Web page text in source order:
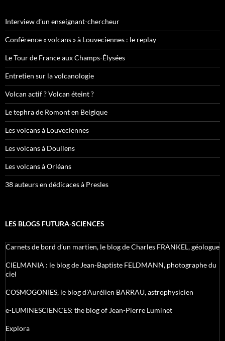
Interview d’un enseignant-chercheur
Conférence « volcans » à Louveciennes : le replay
Le Tour de France aux Champs-Élysées
Entretien sur la volcanologie
Volcan actif ? Volcan éteint ?
Le tephra de Romont en Belgique
Les volcans à Louveciennes
Les volcans à Doullens
Les volcans à Orléans
38 auteurs en dédicaces à Presles
LES BLOGS FUTURA-SCIENCES
Carnets de bord d’un martien, le blog de Charles FRANKEL, géologue
CIELMANIA : le blog de Jean-Baptiste FELDMANN, photographe du
ciel
COSMOGONIES, le blog d'Aurélien BARRAU, astrophysicien
e-LUMINESCIENCES: the blog of Jean-Pierre Luminet
Explora